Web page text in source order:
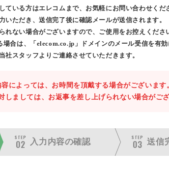
ている方はエレコムまで、お気軽にお問い合わせくだ
いただき、送信完了後に確認メールが送信されます。
れない場合がございますので、ご使用をお控えくださ
合は、「elecom.co.jp」ドメインのメール受信を有効
社スタッフよりご連絡させていただきます。
によっては、お時間を頂戴する場合がございます
しましては、お返事を差し上げられない場合がござ
STEP
02 入力内容の確認
STEP
03 送信